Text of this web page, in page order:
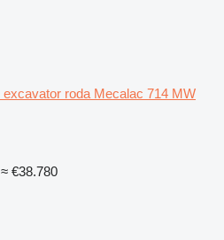
excavator roda Mecalac 714 MW
≈ €38.780